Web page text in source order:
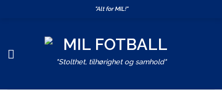
"Alt for MIL!"
"Stolthet, tilhørighet og samhold"